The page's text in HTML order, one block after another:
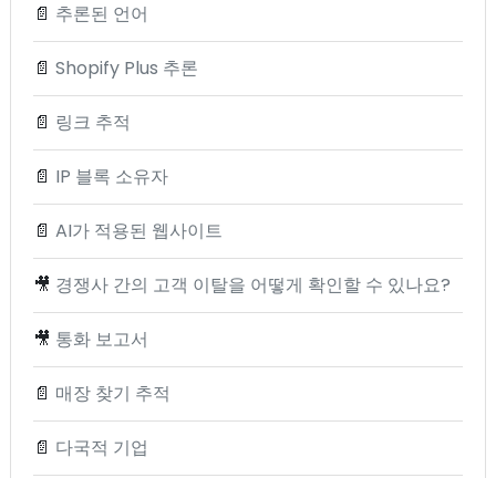
📄 추론된 언어
📄 Shopify Plus 추론
📄 링크 추적
📄 IP 블록 소유자
📄 AI가 적용된 웹사이트
🎥 경쟁사 간의 고객 이탈을 어떻게 확인할 수 있나요?
🎥 통화 보고서
📄 매장 찾기 추적
📄 다국적 기업